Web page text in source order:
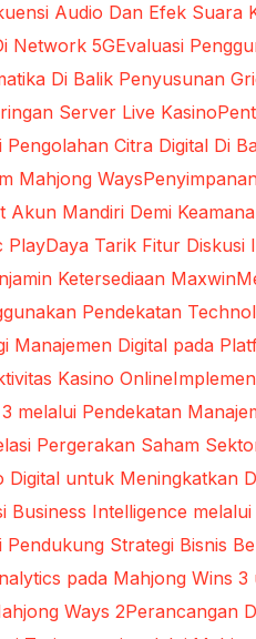
Audio Dan Efek Suara
Network 5GEvaluasi
Di Balik Penyusunan
Server Live Kasino
Pengolahan Citra Digital Di
Mahjong Ways
Akun Mandiri Demi
PlayDaya Tarik Fitur Diskusi
Ketersediaan Maxwin
Pendekatan
Manajemen Digital pada
Kasino Online
melalui Pendekatan
Pergerakan Saham
untuk Meningkatkan
Business Intelligence
Strategi Bisnis
pada Mahjong Wins
Ways 2Perancangan